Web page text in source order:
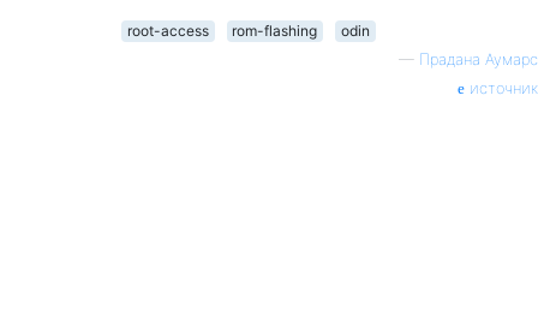
root-access rom-flashing
odin
— Прадана Аумарс
источник